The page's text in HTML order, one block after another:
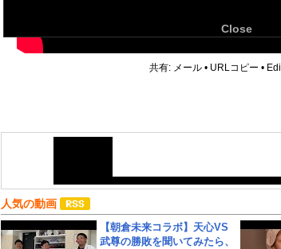
Close
共有: メール • URLコピー •
人気の動画
【朝倉未来コラボ】天心VS
武尊の勝敗を聞いてみたら、